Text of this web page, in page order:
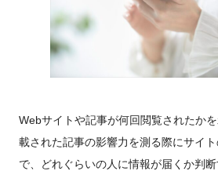
Webサイトや記事が何回閲覧されたか
載された記事の影響力を測る際にサイ
で、どれぐらいの人に情報が届くか判断